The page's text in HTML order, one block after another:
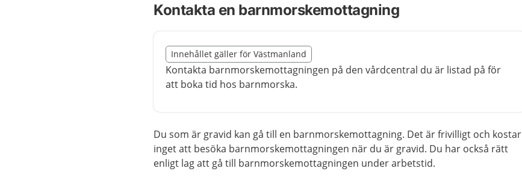
Kontakta en barnmorskemottagning
Nedan innehåll gäller region Västmanland
Innehållet gäller för Västmanland
Kontakta barnmorskemottagningen på den vårdcentral du är listad på för
att boka tid hos barnmorska.
Slut på det regionala tillägget från region Västmanland
Du som är gravid kan gå till en barnmorskemottagning. Det är frivilligt och kostar
inget att besöka barnmorskemottagningen när du är gravid. Du har också rätt
enligt lag att gå till barnmorskemottagningen under arbetstid.